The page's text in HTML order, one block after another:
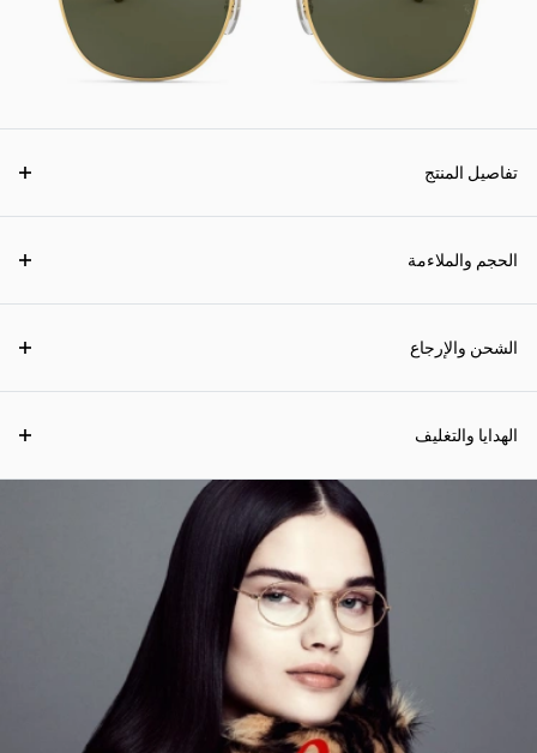
تفاصيل المنتج
الحجم والملاءمة
الشحن والإرجاع
الهدايا والتغليف